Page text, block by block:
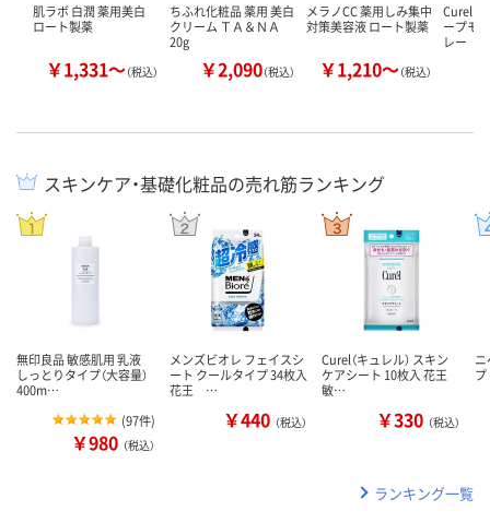
肌ラボ 白潤 薬用美白
ロート製薬
￥1,331～（税込）
ちふれ化粧品 薬用 美白
クリーム ＴＡ＆ＮＡ
20g
￥2,090（税込）
メラノCC 薬用しみ集中
対策美容液 ロート製薬
￥1,210～（税込）
Curel（
ープモ
レー
スキンケア・基礎化粧品の売れ筋ランキング
無印良品 敏感肌用 乳液
しっとりタイプ（大容量）
400m…
(97件)
￥980 （税込）
メンズビオレ フェイスシ
ート クールタイプ 34枚入
花王 …
￥440 （税込）
Curel（キュレル） スキン
ケアシート 10枚入 花王
敏…
￥330 （税込）
プ
ランキング一覧